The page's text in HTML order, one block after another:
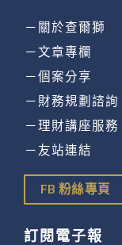
－關於查爾獅
－文章專欄
－個案分享
－財務規劃諮詢
－理財講座服務
－友站連結
FB 粉絲專頁
訂閱電子報